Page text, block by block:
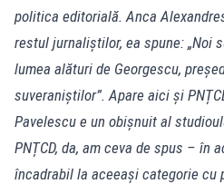
politica editorială. Anca
restul jurnaliștilor, ea spune: „Noi
lumea alături de Georgescu,
suveraniștilor”. Apare aici și
Pavelescu e un obișnuit al
PNȚCD, da, am ceva de spus – în
încadrabil la aceeași categorie cu